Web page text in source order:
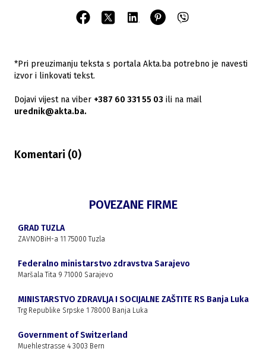
*Pri preuzimanju teksta s portala Akta.ba potrebno je navesti
izvor i linkovati tekst.
Dojavi vijest na viber +387 60 331 55 03 ili na mail
urednik@akta.ba.
Komentari (0)
POVEZANE FIRME
GRAD TUZLA
ZAVNOBiH-a 11 75000 Tuzla
Federalno ministarstvo zdravstva Sarajevo
Maršala Tita 9 71000 Sarajevo
MINISTARSTVO ZDRAVLJA I SOCIJALNE ZAŠTITE RS Banja Luka
Trg Republike Srpske 1 78000 Banja Luka
Government of Switzerland
Muehlestrasse 4 3003 Bern